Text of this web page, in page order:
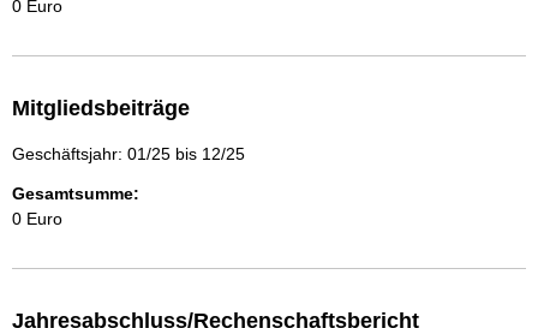
0 Euro
Mitgliedsbeiträge
Geschäftsjahr: 01/25 bis 12/25
Gesamtsumme:
0 Euro
Jahresabschluss/Rechenschaftsbericht